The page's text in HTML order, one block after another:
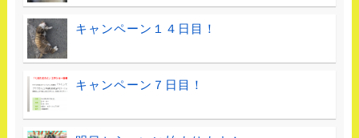
キャンペーン１４日目！
キャンペーン７日目！